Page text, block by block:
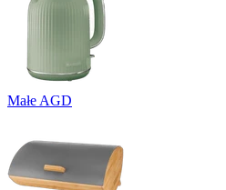
Małe AGD